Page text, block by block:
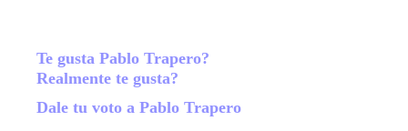
Te gusta Pablo Trapero?
Realmente te gusta?
Dale tu voto a Pablo Trapero